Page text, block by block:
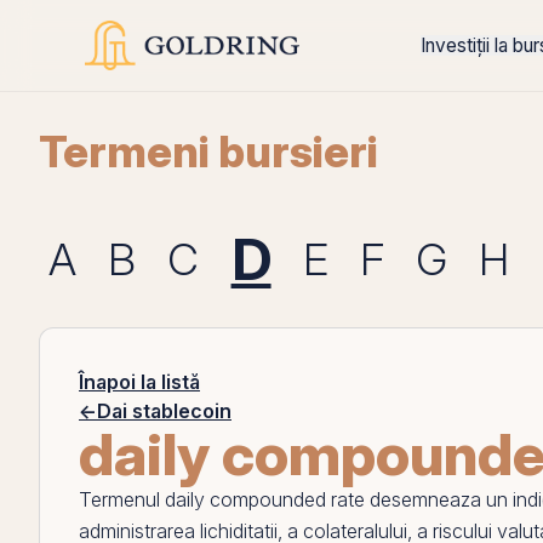
Investiții la
Termeni bursieri
A B C D E F G H
Înapoi la listă
←Dai stablecoin
daily
Termenul daily compounded rate desemneaza un
administrarea lichiditatii, a colateralului, a riscului